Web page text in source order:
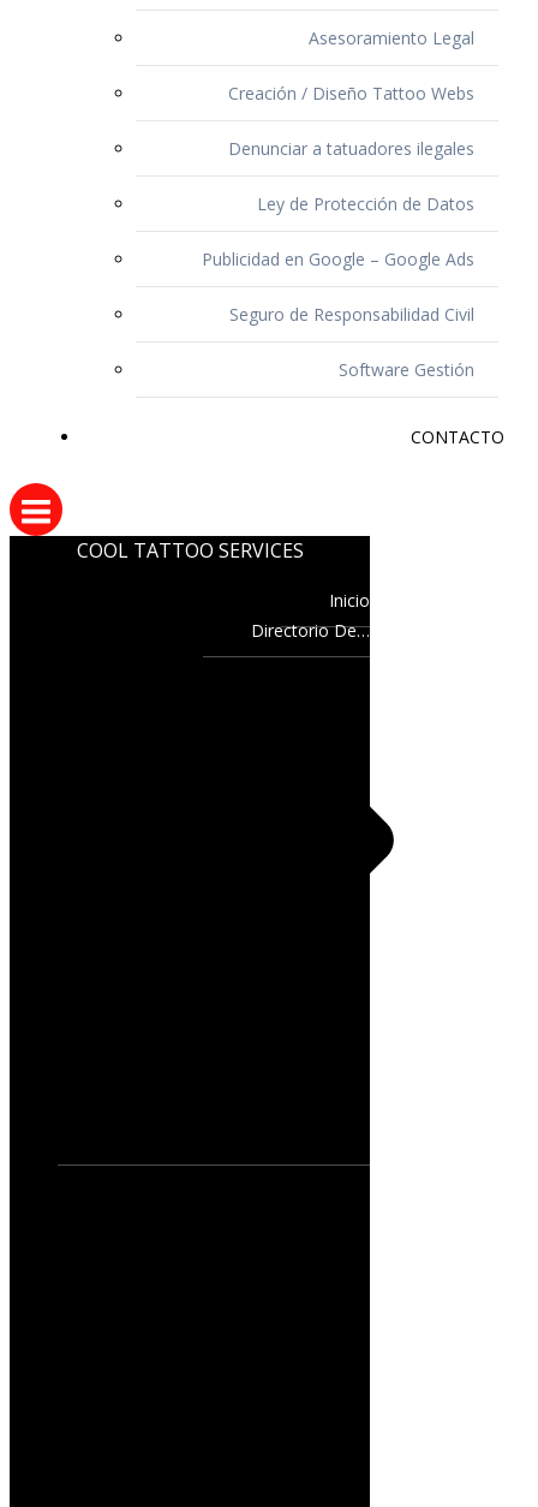
Asesoramiento Legal
Creación / Diseño Tattoo Webs
Denunciar a tatuadores ilegales
Ley de Protección de Datos
Publicidad en Google – Google Ads
Seguro de Responsabilidad Civil
Software Gestión
CONTACTO
COOL TATTOO SERVICES
Inicio
Directorio De…